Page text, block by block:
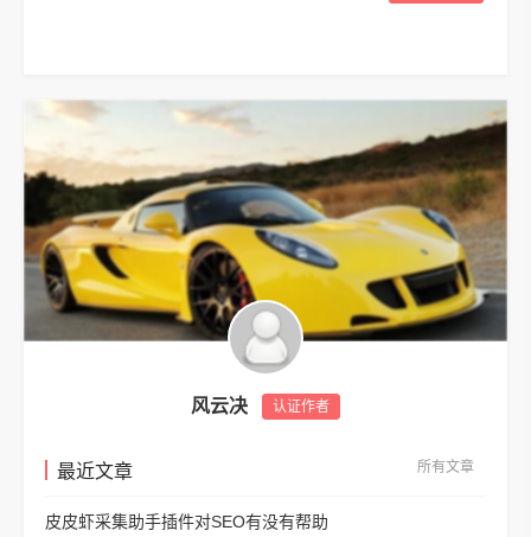
风云决 认证作者
最近文章 所有文章
皮皮虾采集助手插件对SEO有没有帮助